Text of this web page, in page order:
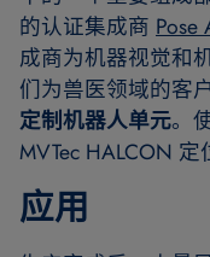
的认证集成商 Pose
成商为机器视觉和
们为兽医领域的客
定制机器人单元。
MVTec HALCON
应用